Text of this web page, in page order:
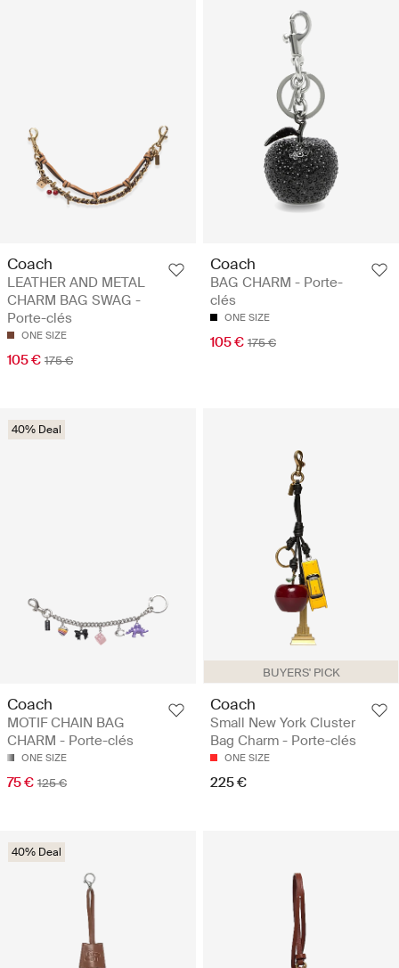
Coach
LEATHER AND METAL
CHARM BAG SWAG -
Porte-clés
ONE SIZE
105 € 175 €
Coach
BAG CHARM - Porte-
clés
ONE SIZE
105 € 175 €
40% Deal
Coach
MOTIF CHAIN BAG
CHARM - Porte-clés
ONE SIZE
75 € 125 €
BUYERS' PICK
Coach
Small New York Cluster
Bag Charm - Porte-clés
ONE SIZE
225 €
40% Deal